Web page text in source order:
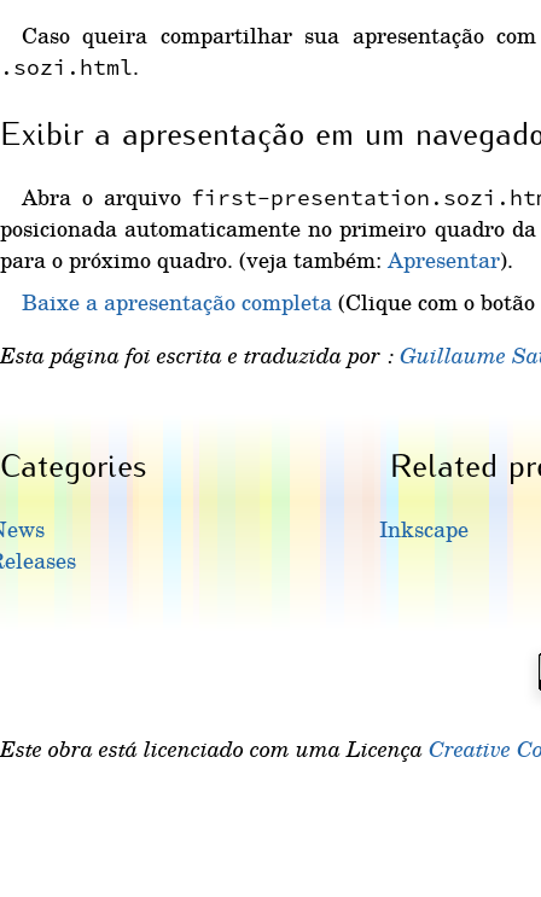
Caso queira compartilhar sua apresentação
.sozi.html.
Exibir a apresentação em um
Abra o arquivo first-
posicionada automaticamente no primeiro quadro
para o próximo quadro. (veja também:Apresentar).
Baixe a apresentação completa(Clique com o
Esta página foi escrita e traduzida por :Guillaume
Categories Related
Inkscape
Este obra está licenciado com uma LicençaCreative